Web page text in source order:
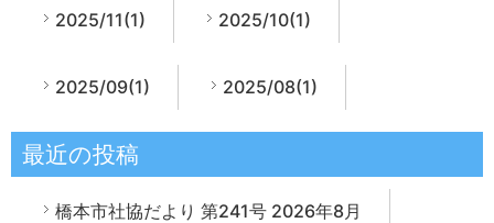
2025/11(1) 2025/10(1)
2025/09(1) 2025/08(1)
最近の投稿
橋本市社協だより 第241号 2026年8月